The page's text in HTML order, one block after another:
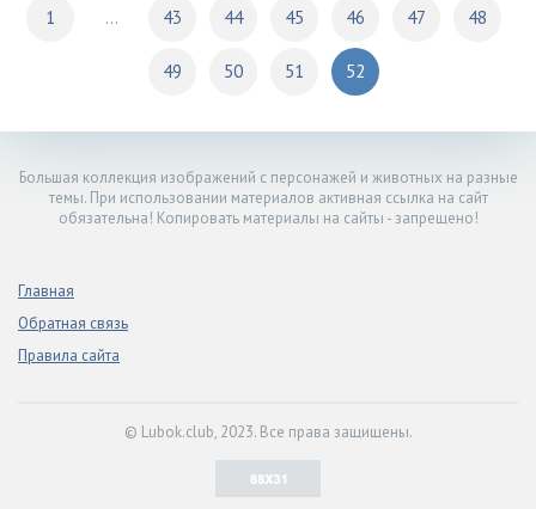
1 ... 43 44 45 46 47 48
49 50 51 52
Большая коллекция изображений с персонажей и животных на разные
темы. При использовании материалов активная ссылка на сайт
обязательна! Копировать материалы на сайты - запрещено!
Главная
Обратная связь
Правила сайта
© Lubok.club, 2023. Все права защищены.